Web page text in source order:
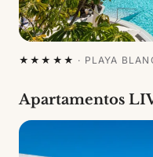
★★★★★ · PLAYA
Apartamentos